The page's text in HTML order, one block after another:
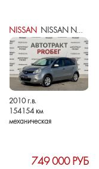
NISSAN NISSAN NOTE I РЕСТАЙЛИНГ
2010 г.в.
154154 км
механическая
749 000 РУБ